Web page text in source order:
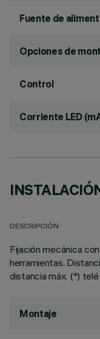
Fuente de
Opciones de
Control
Corriente LED
DESCRIPCIÓN
Fijación mecánica
herramientas.
distancia máx. (*)
Montaje